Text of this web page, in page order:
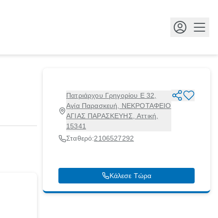
Πατριάρχου Γρηγορίου Ε 32,
Αγία Παρασκευή, ΝΕΚΡΟΤΑΦΕΙΟ
ΑΓΙΑΣ ΠΑΡΑΣΚΕΥΗΣ, Αττική,
15341
Σταθερό:2106527292
Κάλεσε Τώρα